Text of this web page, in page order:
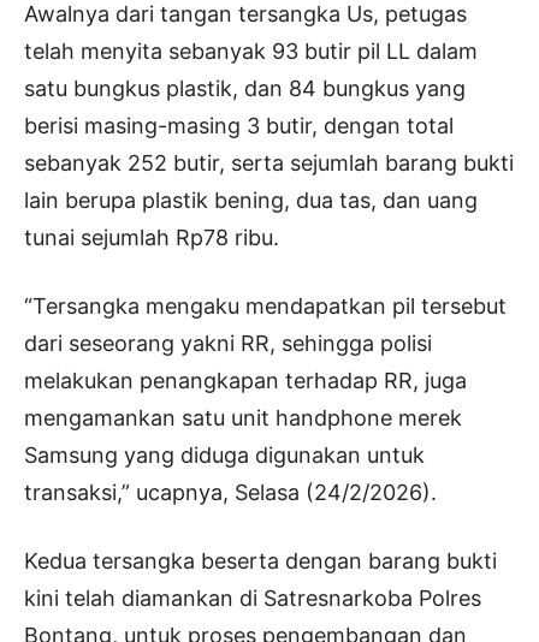
Awalnya dari tangan tersangka Us, petugas
telah menyita sebanyak 93 butir pil LL dalam
satu bungkus plastik, dan 84 bungkus yang
berisi masing-masing 3 butir, dengan total
sebanyak 252 butir, serta sejumlah barang bukti
lain berupa plastik bening, dua tas, dan uang
tunai sejumlah Rp78 ribu.
“Tersangka mengaku mendapatkan pil tersebut
dari seseorang yakni RR, sehingga polisi
melakukan penangkapan terhadap RR, juga
mengamankan satu unit handphone merek
Samsung yang diduga digunakan untuk
transaksi,” ucapnya, Selasa (24/2/2026).
Kedua tersangka beserta dengan barang bukti
kini telah diamankan di Satresnarkoba Polres
Bontang, untuk proses pengembangan dan